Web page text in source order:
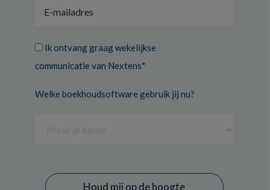
Ik ontvang graag wekelijkse
communicatie van Nextens*
Welke boekhoudsoftware gebruik jij nu?